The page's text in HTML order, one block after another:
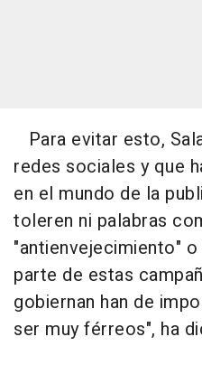
Para evitar esto,
redes sociales y que
en el mundo de la
toleren ni palabras
"antienvejecimiento"
parte de estas
gobiernan han de
ser muy férreos", ha